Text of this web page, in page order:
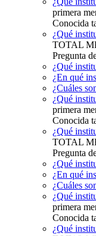
primera
Conocida
¿Qué
TOTAL
Pregunta
¿Qué
¿En qué
¿Cuáles
¿Qué
primera
Conocida
¿Qué
TOTAL
Pregunta
¿Qué
¿En qué
¿Cuáles
¿Qué
primera
Conocida
¿Qué